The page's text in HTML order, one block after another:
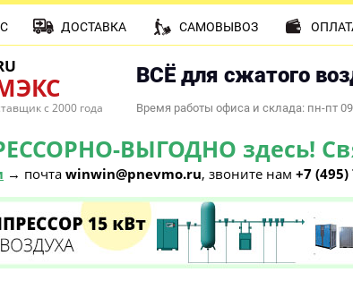
с 2000 года
ВСЁ для сжатого
Время работы офиса и склада: пн-пт
ВЫГОДНО здесь!
→ почта winwin@pnevmo.ru, звоните нам +7 (495)
ДОСТАВКА САМОВЫВОЗ